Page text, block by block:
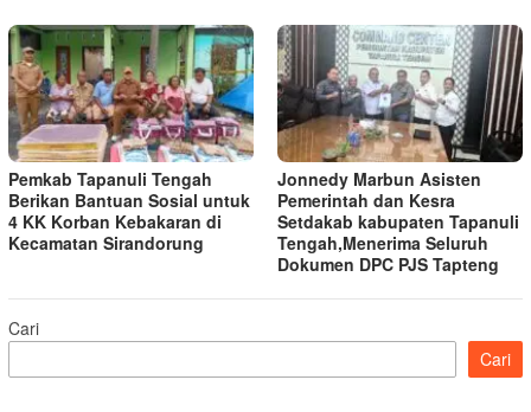
Pemkab Tapanuli Tengah
Berikan Bantuan Sosial untuk
4 KK Korban Kebakaran di
Kecamatan Sirandorung
Jonnedy Marbun Asisten
Pemerintah dan Kesra
Setdakab kabupaten Tapanuli
Tengah,Menerima Seluruh
Dokumen DPC PJS Tapteng
Cari
Cari